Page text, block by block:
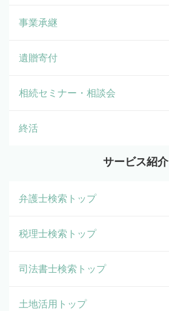
事業承継
遺贈寄付
相続セミナー・相談会
終活
サービス紹介
弁護士検索トップ
税理士検索トップ
司法書士検索トップ
土地活用トップ